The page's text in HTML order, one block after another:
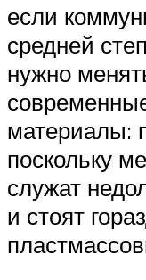
если
средней
нужно
материалы:
поскольку
служат
и стоят